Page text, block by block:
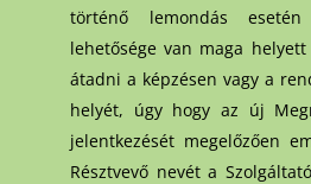
történő lemondás
lehetősége van maga
átadni a képzésen vagy a
helyét, úgy hogy az új
jelentkezését megelőzően
Résztvevő nevét a